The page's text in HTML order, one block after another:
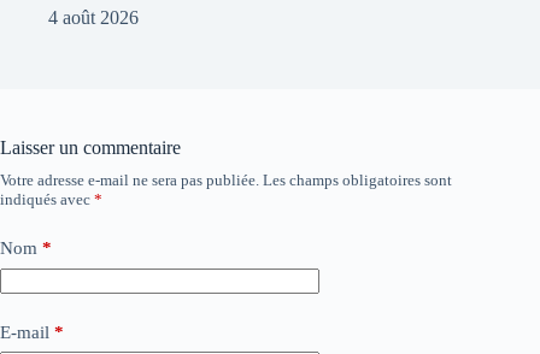
4 août 2026
Laisser un commentaire
Votre adresse e-mail ne sera pas publiée. Les champs obligatoires sont
indiqués avec *
Nom *
E-mail *